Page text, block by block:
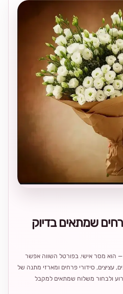
שמתאים בדיוק
הוא מסר אישי. בפורטל השווה אפשר
עציצים, סידורי פרחים ומארזי מתנה של
ולבחור משלוח שמתאים למקבל